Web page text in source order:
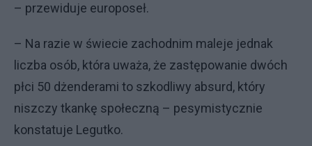
– przewiduje europoseł.
– Na razie w świecie zachodnim maleje jednak
liczba osób, która uważa, że zastępowanie dwóch
płci 50 dżenderami to szkodliwy absurd, który
niszczy tkankę społeczną – pesymistycznie
konstatuje Legutko.